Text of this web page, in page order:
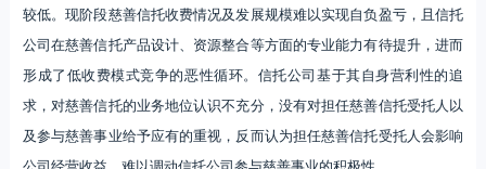
较低。现阶段慈善信托收费情况及发展规模难以实现自负盈亏，且信托
公司在慈善信托产品设计、资源整合等方面的专业能力有待提升，进而
形成了低收费模式竞争的恶性循环。信托公司基于其自身营利性的追
求，对慈善信托的业务地位认识不充分，没有对担任慈善信托受托人以
及参与慈善事业给予应有的重视，反而认为担任慈善信托受托人会影响